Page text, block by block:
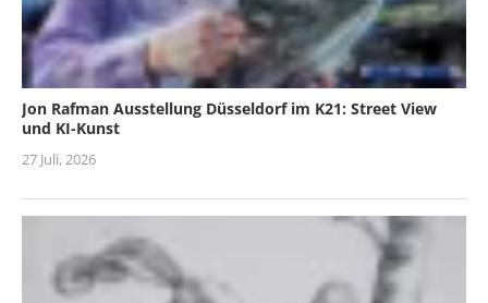
Jon Rafman Ausstellung Düsseldorf im K21: Street View
und KI-Kunst
27 Juli, 2026